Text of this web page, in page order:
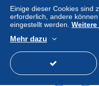
Diese Zone enthält
Brief
Einige dieser Cookies sind
erforderlich, andere
eingestellt werden.
Mehr dazu